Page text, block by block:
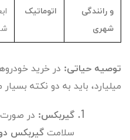
و رانندگی
شهری
اتوماتیک
توصیه حیاتی: در خرید
میلیارد، باید به دو نکته
گیربکس: در
سلامت گیربکس